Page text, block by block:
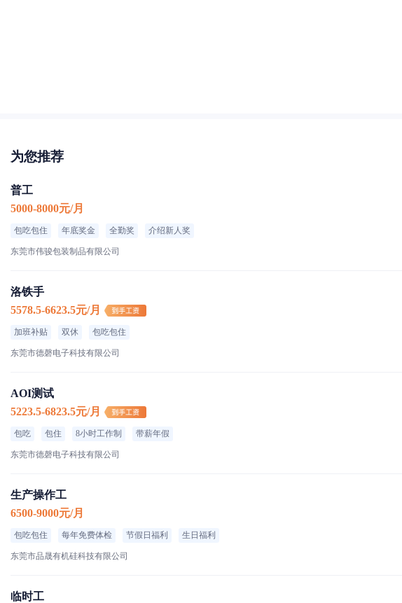
为您推荐
普工
5000-8000元/月
包吃包住 年底奖金 全勤奖 介绍新人奖
东莞市伟骏包装制品有限公司
洛铁手
5578.5-6623.5元/月
加班补贴 双休 包吃包住
东莞市德磬电子科技有限公司
AOI测试
5223.5-6823.5元/月
包吃 包住 8小时工作制 带薪年假
东莞市德磬电子科技有限公司
生产操作工
6500-9000元/月
包吃包住 每年免费体检 节假日福利 生日福利
东莞市品晟有机硅科技有限公司
临时工